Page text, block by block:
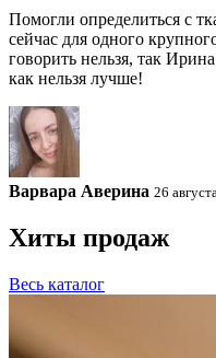
Помогли определиться с
сейчас для одного
говорить нельзя, так
как нельзя лучше!
Варвара Аверина 26
Хиты продаж
Весь каталог